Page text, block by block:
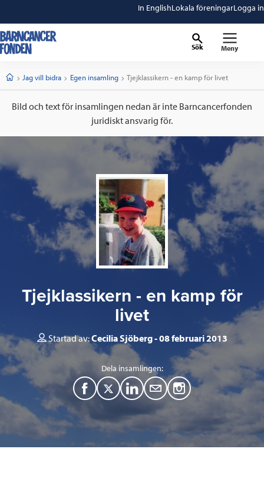
In EnglishLokala föreningarLogga in
Sök Meny
StartJag vill bidra Egen insamling Current:
Tjejklassikern - en kamp för livet
Bild och text för insamlingen nedan är inte Barncancerfonden
juridiskt ansvarig för.
Tjejklassikern - en kamp för
livet
Startad av:Cecilia Sjöberg 08 februari 2013
Dela insamlingen:
F
T
L
i
M
a
i